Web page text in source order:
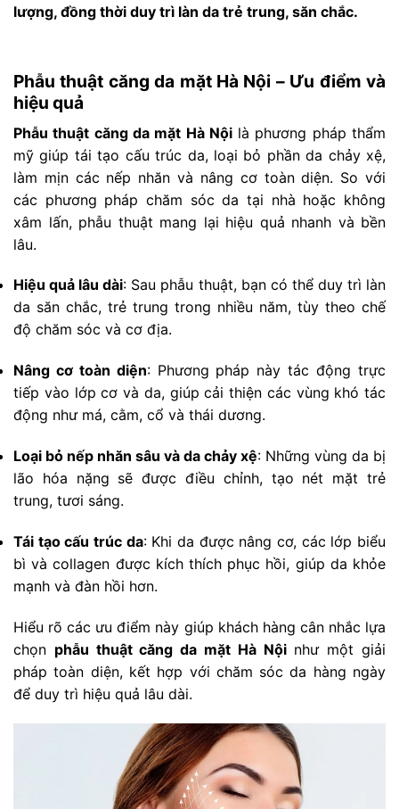
lượng, đồng thời duy trì làn da trẻ trung, săn chắc.
Phẫu thuật căng da mặt Hà Nội – Ưu điểm và
hiệu quả
Phẫu thuật căng da mặt Hà Nộilà phương pháp thẩm
mỹ giúp tái tạo cấu trúc da, loại bỏ phần da chảy xệ,
làm mịn các nếp nhăn và nâng cơ toàn diện. So với
các phương pháp chăm sóc da tại nhà hoặc không
xâm lấn, phẫu thuật mang lại hiệu quả nhanh và bền
lâu.
Hiệu quả lâu dài: Sau phẫu thuật, bạn có thể duy trì làn
da săn chắc, trẻ trung trong nhiều năm, tùy theo chế
độ chăm sóc và cơ địa.
Nâng cơ toàn diện: Phương pháp này tác động trực
tiếp vào lớp cơ và da, giúp cải thiện các vùng khó tác
động như má, cằm, cổ và thái dương.
Loại bỏ nếp nhăn sâu và da chảy xệ: Những vùng da bị
lão hóa nặng sẽ được điều chỉnh, tạo nét mặt trẻ
trung, tươi sáng.
Tái tạo cấu trúc da: Khi da được nâng cơ, các lớp biểu
bì và collagen được kích thích phục hồi, giúp da khỏe
mạnh và đàn hồi hơn.
Hiểu rõ các ưu điểm này giúp khách hàng cân nhắc lựa
chọn phẫu thuật căng da mặt Hà Nộinhư một giải
pháp toàn diện, kết hợp với chăm sóc da hàng ngày
để duy trì hiệu quả lâu dài.